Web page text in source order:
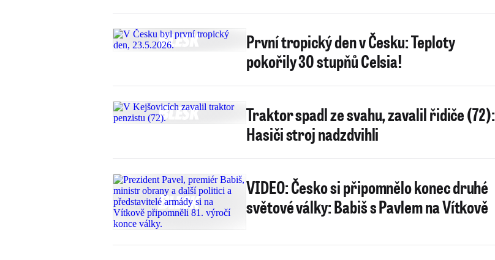
První tropický den v Česku: Teploty
pokořily 30 stupňů Celsia!
Traktor spadl ze svahu, zavalil řidiče (72):
Hasiči stroj nadzdvihli
VIDEO: Česko si připomnělo konec druhé
světové války: Babiš s Pavlem na Vítkově